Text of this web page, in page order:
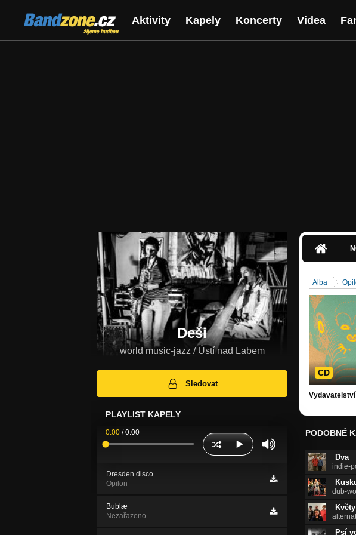
Bandzone.cz
žijeme hudbou
Aktivity Kapely Koncerty Videa
Deši
world music-jazz / Ústí nad Labem
Sledovat
PLAYLIST KAPELY
0:00 /0:00
Dresden disco
Opilon
Bublæ
Nezařazeno
Alba
CD
PODOBNÉ
Dva
indie-
dub-
Květy
Psí